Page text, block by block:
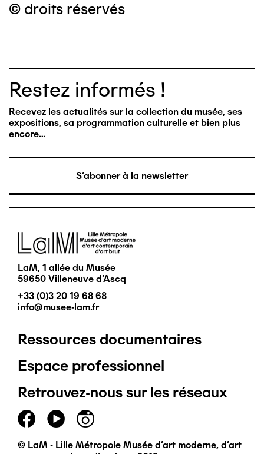
© droits réservés
Restez informés !
Recevez les actualités sur la collection du musée, ses
expositions, sa programmation culturelle et bien plus
encore…
S'abonner à la newsletter
Image
LaM, 1 allée du Musée
59650 Villeneuve d'Ascq
+33 (0)3 20 19 68 68
info@musee-lam.fr
Pied
de
page
principal
Ressources documentaires
Espace professionnel
Retrouvez-nous sur les réseaux
© LaM - Lille Métropole Musée d'art moderne, d'art